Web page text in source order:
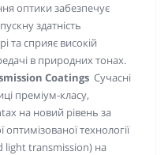
оптики забезпечує
здатність
та сприяє високій
в природних тонах.
Coatings Сучасні
преміум-класу,
на новий рівень за
технології
light transmission) на